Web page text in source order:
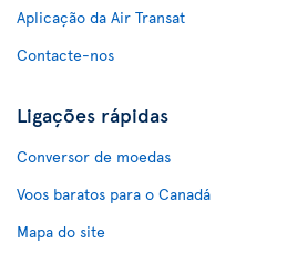
Aplicação da Air Transat
Contacte-nos
Ligações rápidas
Conversor de moedas
Voos baratos para o Canadá
Mapa do site